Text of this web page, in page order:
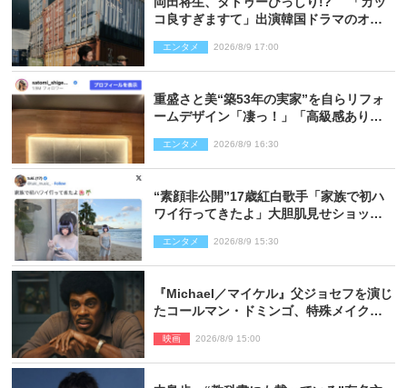
コ良すぎますて」出演韓国ドラマのオフ
エンタメ 2026/8/9 17:00
重盛さと美“築53年の実家”を自らリフォ
ームデザイン「凄っ！」「高級感ありま
エンタメ 2026/8/9 16:30
“素顔非公開”17歳紅白歌手「家族で初ハ
ワイ行ってきたよ」大胆肌見せショット
エンタメ 2026/8/9 15:30
『Michael／マイケル』父ジョセフを演じ
たコールマン・ドミンゴ、特殊メイクに2
映画 2026/8/9 15:00